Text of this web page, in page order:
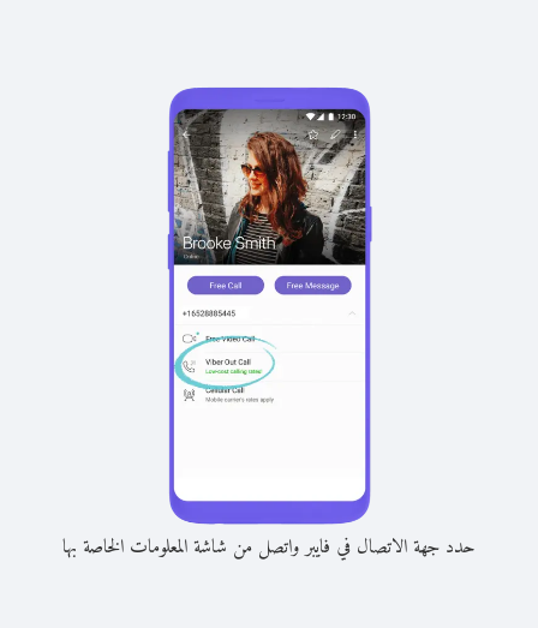
حدد جهة الاتصال في فايبر واتصل من شاشة المعلومات الخاصة بها